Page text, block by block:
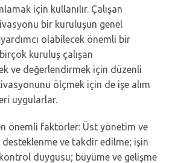
için kullanılır. Çalışan
bir kuruluşun genel
yardımcı olabilecek önemli bir
kuruluş çalışan
ve değerlendirmek için düzenli
ölçmek için de işe alım
uygularlar.
önemli faktörler: Üst yönetim ve
ve takdir edilme; işin
duygusu; büyüme ve gelişme